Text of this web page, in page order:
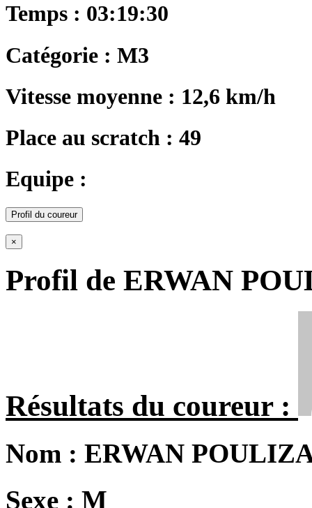
Temps : 03:19:30
Catégorie : M3
Vitesse moyenne : 12,6 km/h
Place au scratch : 49
Equipe :
Profil du coureur
×
Profil de ERWAN
Résultats du coureur :
Nom : ERWAN
Sexe : M